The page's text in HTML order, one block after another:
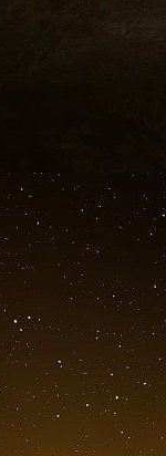
risqué
de conseil
stratégie a
car « plus
mieux de
», a
prétexte
? Je ne